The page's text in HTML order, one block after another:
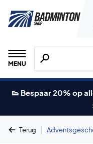
MENU
Zoeken naar
👟 Bespaar 20% op
Terug |